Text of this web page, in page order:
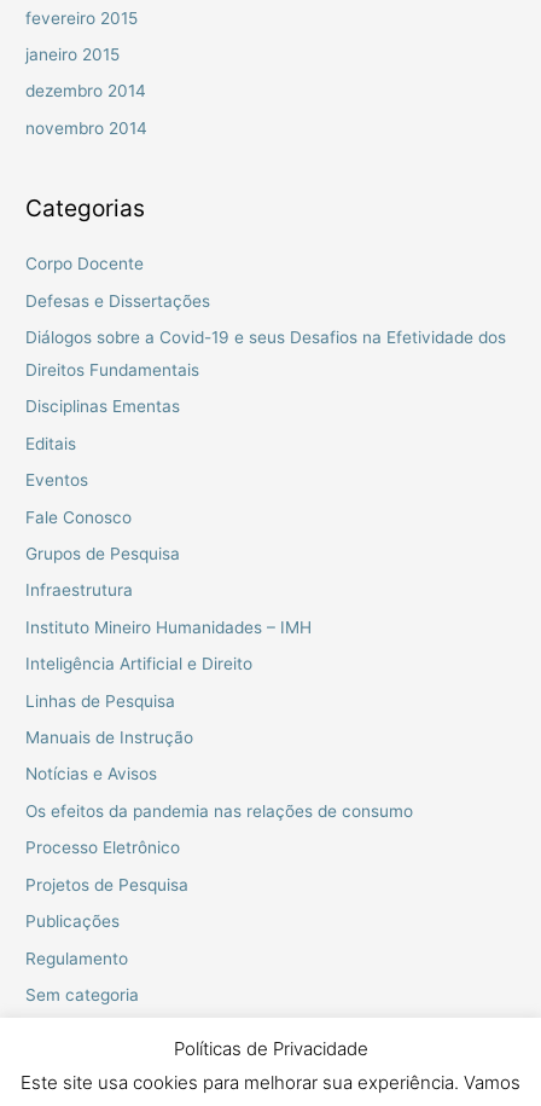
fevereiro 2015
janeiro 2015
dezembro 2014
novembro 2014
Categorias
Corpo Docente
Defesas e Dissertações
Diálogos sobre a Covid-19 e seus Desafios na Efetividade dos
Direitos Fundamentais
Disciplinas Ementas
Editais
Eventos
Fale Conosco
Grupos de Pesquisa
Infraestrutura
Instituto Mineiro Humanidades – IMH
Inteligência Artificial e Direito
Linhas de Pesquisa
Manuais de Instrução
Notícias e Avisos
Os efeitos da pandemia nas relações de consumo
Processo Eletrônico
Projetos de Pesquisa
Publicações
Regulamento
Sem categoria
Políticas de Privacidade
Este site usa cookies para melhorar sua experiência. Vamos